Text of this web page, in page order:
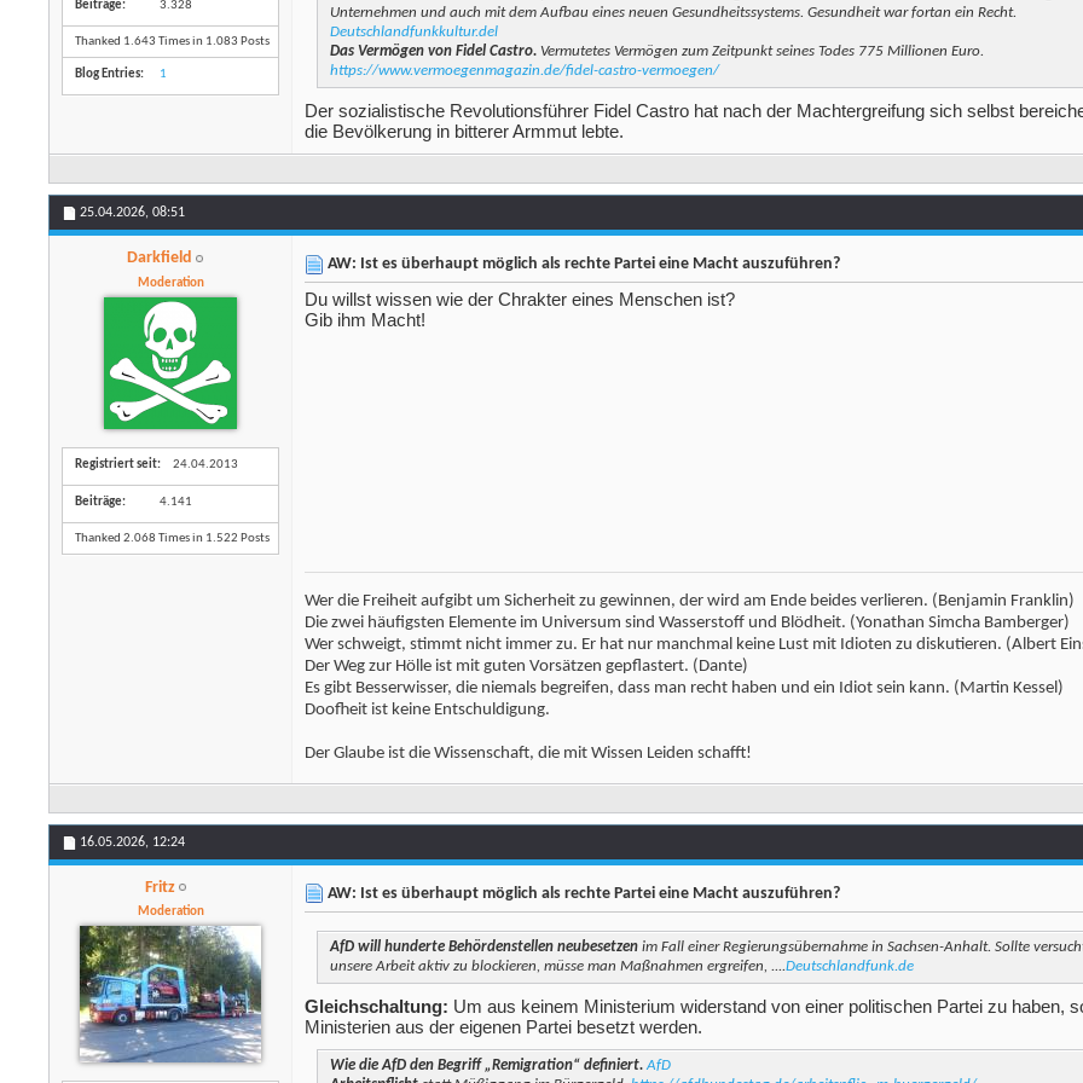
Beiträge 3.328
Thanked 1.643 Times in 1.083 Posts
Blog Entries 1
Unternehmen und auch mit dem Aufbau eines neuen Gesundheitssystems. Gesundheit war fortan ein Recht.
Deutschlandfunkkultur.del
Das Vermögen von Fidel Castro.Vermutetes Vermögen zum Zeitpunkt seines Todes 775 Millionen Euro.
https://www.vermoegenmagazin.de/fidel-castro-vermoegen/
Der sozialistische Revolutionsführer Fidel Castro hat nach der Machtergreifung sich selbst
die Bevölkerung in bitterer Armmut lebte.
25.04.2026,08:51
Darkfield
Moderation
Registriert seit 24.04.2013
Beiträge 4.141
Thanked 2.068 Times in 1.522 Posts
AW: Ist es überhaupt möglich als rechte Partei eine Macht auszuführen?
Du willst wissen wie der Chrakter eines Menschen ist?
Gib ihm Macht!
Wer die Freiheit aufgibt um Sicherheit zu gewinnen, der wird am Ende beides verlieren. (Benjamin Franklin)
Die zwei häufigsten Elemente im Universum sind Wasserstoff und Blödheit. (Yonathan Simcha Bamberger)
Wer schweigt, stimmt nicht immer zu. Er hat nur manchmal keine Lust mit Idioten zu diskutieren. (Albert
Der Weg zur Hölle ist mit guten Vorsätzen gepflastert. (Dante)
Es gibt Besserwisser, die niemals begreifen, dass man recht haben und ein Idiot sein kann. (Martin Kessel)
Doofheit ist keine Entschuldigung.
Der Glaube ist die Wissenschaft, die mit Wissen Leiden schafft!
16.05.2026, 12:24
Fritz
Moderation
AW: Ist es überhaupt möglich als rechte Partei eine Macht auszuführen?
AfD will hunderte Behördenstellen neubesetzenim Fall einer Regierungsübernahme in Sachsen-Anhalt. Sollte
unsere Arbeit aktiv zu blockieren, müsse man Maßnahmen ergreifen, ....Deutschlandfunk.de
Gleichschaltung: Um aus keinem Ministerium widerstand von einer politischen Partei zu haben,
Ministerien aus der eigenen Partei besetzt werden.
Wie die AfD den Begriff „Remigration“ definiert. AfD